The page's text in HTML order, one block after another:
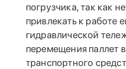
погрузчика, так как
привлекать к работе
гидравлической
перемещения паллет
транспортного